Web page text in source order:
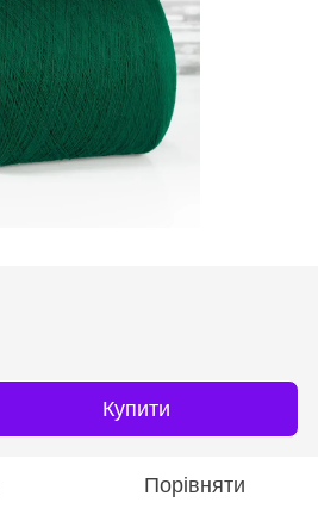
Купити
Порівняти